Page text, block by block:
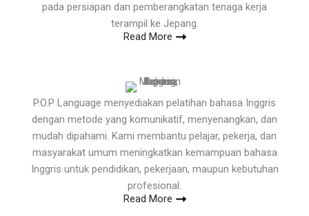
pada persiapan dan pemberangkatan tenaga kerja
terampil ke Jepang.
Read More
P.O.P Language menyediakan pelatihan bahasa Inggris
dengan metode yang komunikatif, menyenangkan, dan
mudah dipahami. Kami membantu pelajar, pekerja, dan
masyarakat umum meningkatkan kemampuan bahasa
Inggris untuk pendidikan, pekerjaan, maupun kebutuhan
profesional.
Read More